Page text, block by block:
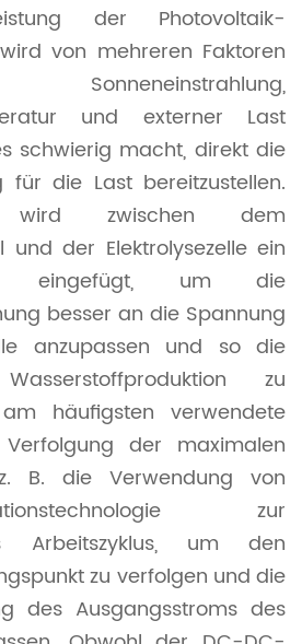
der Photovoltaik-
von mehreren Faktoren
und externer Last
schwierig macht, direkt die
für die Last bereitzustellen.
wird zwischen dem
und der Elektrolysezelle ein
eingefügt, um die
besser an die Spannung
anzupassen und so die
zu
häufigsten verwendete
der maximalen
z. B. die Verwendung von
zur
Arbeitszyklus, um den
zu verfolgen und die
des Ausgangsstroms des